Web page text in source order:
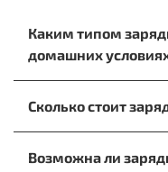
Каким типом
домашних
медленному
кабелем, который
электрической
Сколько стоит
условиях вам
Возможна ли